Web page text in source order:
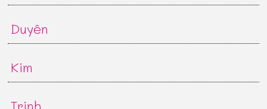
Duyên
Kim